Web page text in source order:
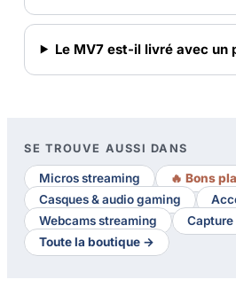
Le MV7 est-il livré avec un
SE TROUVE AUSSI DANS
Micros streaming
🔥 Bons
Casques & audio gaming
Webcams streaming
Capture
Toute la boutique →